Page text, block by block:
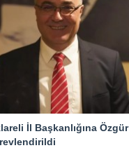
İl Başkanlığına Özgür